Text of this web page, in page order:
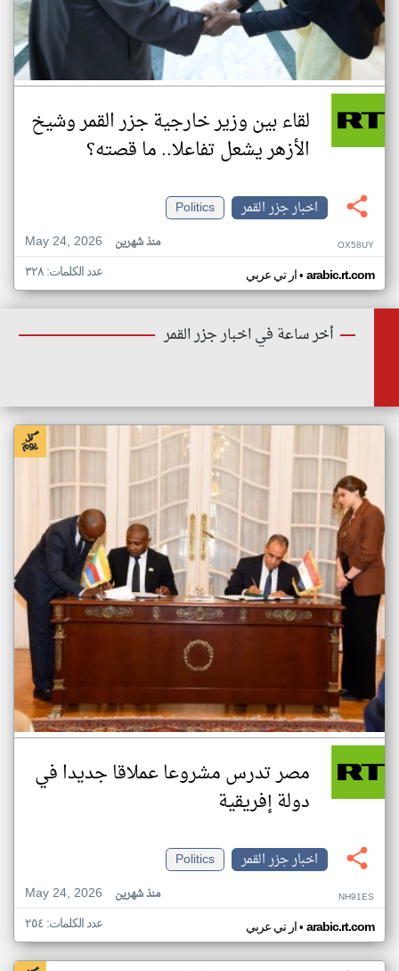
لقاء بين وزير خارجية جزر القمر وشيخ
الأزهر يشعل تفاعلا.. ما قصته؟
اخبار جزر القمر
Politics
May 24, 2026
منذ شهرين OX58UY
ار تي عربي• arabic.rt.com عدد الكلمات: ٣٢٨
أخر ساعة في اخبار جزر القمر
مصر تدرس مشروعا عملاقا جديدا في
دولة إفريقية
اخبار جزر القمر
Politics
May 24, 2026
منذ شهرين NH91ES
ار تي عربي• arabic.rt.com عدد الكلمات: ٢٥٤